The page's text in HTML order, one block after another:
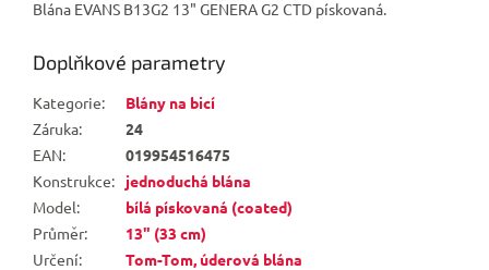
Blána EVANS B13G2 13" GENERA G2 CTD pískovaná.
Doplňkové parametry
Kategorie:
Blány na bicí
Záruka:
24
EAN:
019954516475
Konstrukce:
jednoduchá blána
Model:
bílá pískovaná (coated)
Průměr:
13" (33 cm)
Určení: Tom-Tom, úderová blána